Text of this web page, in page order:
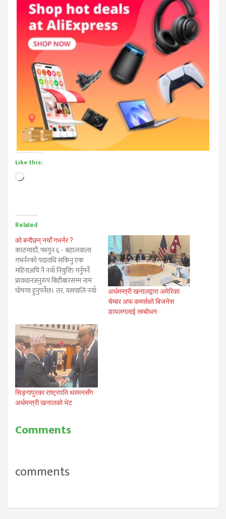
Like this:
Loading…
Related
को बन्दैछन् नयाँ गभर्नर ?
काठमाडौं, फागुन ६ - बहालवाला
गभर्नरको पदावधि सकिनु एक
महिनाअघि नै नयाँ नियुक्ति गर्नुपर्ने
प्रावधानअनुरुप बिहीबारसम्म नाम
घोषणा हुनुपर्नेछ। तर, यसपालि नयाँ
सरकारले भने नयाँ नियुक्तिका लागि
नाम सिफारिस गर्न समिति नै गठन
गरेको छैन। नियमअनुसार
मन्त्रिपरिषद…
अर्थमन्त्री खनालद्वारा अमेरिका
चेम्बर अफ कमर्सको बिजनेस
डायलगलाई सम्बोधन
सिङ्गापुरका राष्ट्रपति थरमनसँग
अर्थमन्त्री खनालको भेट
Comments
comments